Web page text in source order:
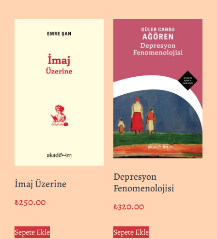
İmaj Üzerine
₺250.00
Sepete Ekle
Depresyon
Fenomenolojisi
₺320.00
Sepete Ekle